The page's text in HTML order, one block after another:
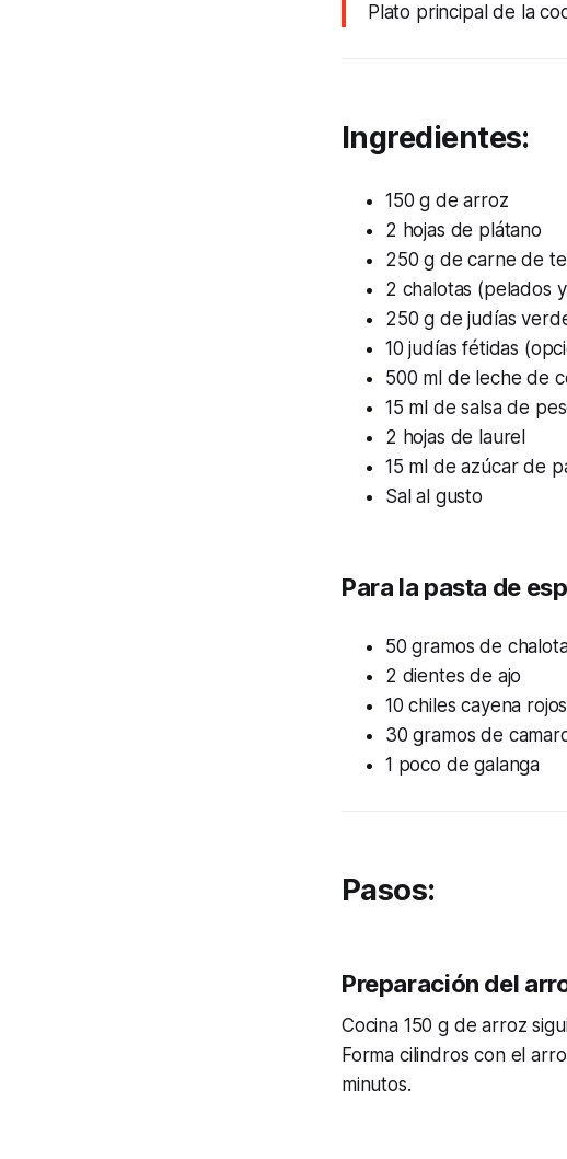
Plato principal de la
Ingredientes:
150 g de arroz
2 hojas de plátano
250 g de carne de
2 chalotas (pelados
250 g de judías
10 judías fétidas
500 ml de leche de
15 ml de salsa de
2 hojas de laurel
15 ml de azúcar de
Sal al gusto
Para la pasta de
50 gramos de
2 dientes de ajo
10 chiles cayena rojos
30 gramos de
1 poco de galanga
Pasos:
Preparación del
Cocina 150 g de arroz
Forma cilindros con el
minutos.